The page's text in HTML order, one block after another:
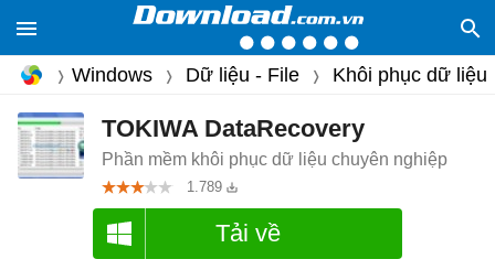
Windows Dữ liệu - File Khôi phục dữ liệu
TOKIWA DataRecovery
Phần mềm khôi phục dữ liệu chuyên nghiệp
1.789
Tải về